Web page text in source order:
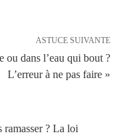
ASTUCE SUIVANTE
ou dans l’eau qui bout ?
L’erreur à ne pas faire »
? La loi